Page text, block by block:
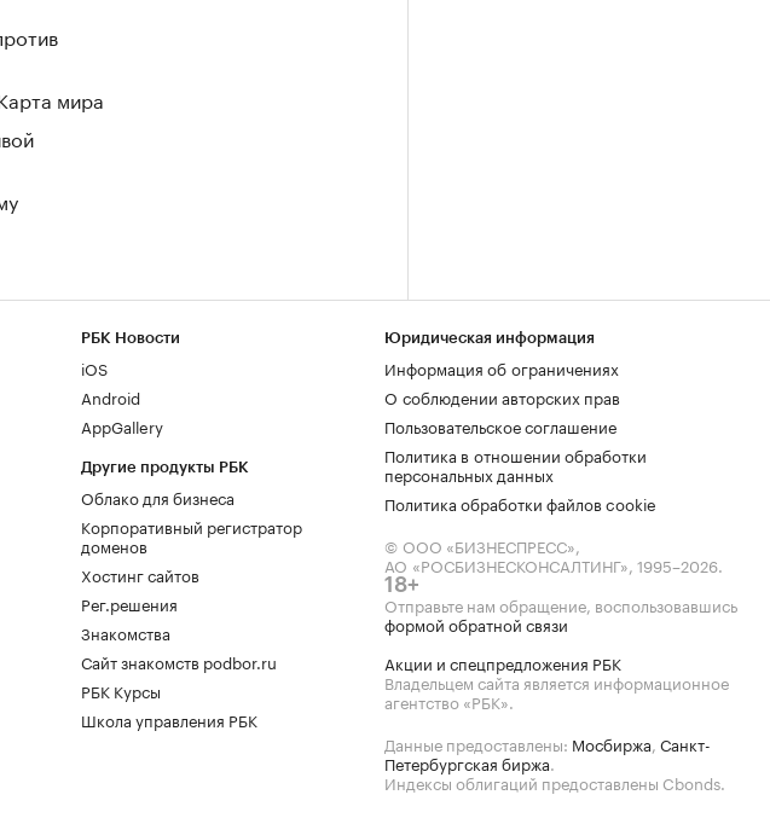
мира
РБК Новости
iOS
Android
AppGallery
Другие продукты РБК
Облако для бизнеса
Корпоративный регистратор
доменов
Хостинг сайтов
Рег.решения
Знакомства
Сайт знакомств podbor.ru
РБК Курсы
Школа управления РБК
Юридическая информация
Информация об ограничениях
О соблюдении авторских прав
Пользовательское соглашение
Политика в отношении обработки
персональных данных
Политика обработки файлов cookie
© ООО «БИЗНЕСПРЕСС»,
АО «РОСБИЗНЕСКОНСАЛТИНГ», 1995–2026.
18+
Отправьте нам обращение, воспользовавшись
формой обратной связи
Акции и спецпредложения РБК
Владельцем сайта является информационное
агентство «РБК».
Данные предоставлены: Мосбиржа, Санкт-
Петербургская биржа.
Индексы облигаций предоставлены Cbonds.